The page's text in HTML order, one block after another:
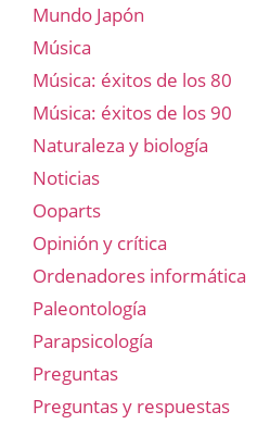
Mundo Japón
Música
Música: éxitos de los 80
Música: éxitos de los 90
Naturaleza y biología
Noticias
Ooparts
Opinión y crítica
Ordenadores informática
Paleontología
Parapsicología
Preguntas
Preguntas y respuestas